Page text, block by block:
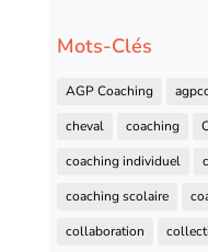
Mots-Clés
AGP Coaching
cheval
coaching
coaching individuel
coaching scolaire
collaboration